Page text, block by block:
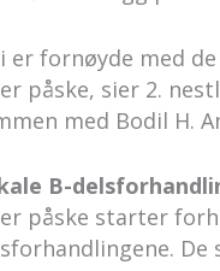
er fornøyde med
påske, sier 2.
med Bodil H.
B-
påske starter
De